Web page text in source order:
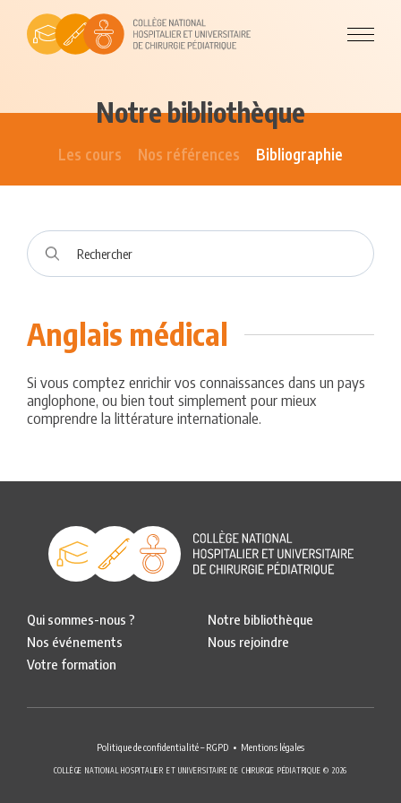
Notre bibliothèque
Les cours Nos références Bibliographie
Anglais médical
Si vous comptez enrichir vos connaissances dans un pays
anglophone, ou bien tout simplement pour mieux
comprendre la littérature internationale.
Qui sommes-nous ?
Nos événements
Votre formation
Notre bibliothèque
Nous rejoindre
Politique de confidentialité – RGPD Mentions légales
COLLÈGE NATIONAL HOSPITALIER ET UNIVERSITAIRE DE CHIRURGIE PÉDIATRIQUE © 2026